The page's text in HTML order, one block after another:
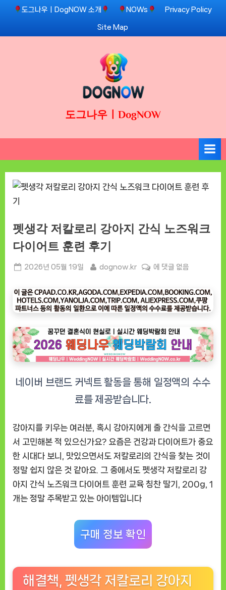
Skip
content
도그나우ㅣDogNOW 소개 NOWs Privacy Policy
Site Map
도그나우ㅣDogNOW
펫생각 저칼로리 강아지 간식 노즈워크
다이어트 훈련 후기
Posted
2026년 05월 19일 By
dognow.kr
펫
각
저
칼
리
강
아
간
즈
크
다
이
어
에 댓글 없음
강아지를 키우는 여러분, 혹시 강아지에게 줄 간식을 고르면
서 고민해본 적 있으신가요? 요즘은 건강과 다이어트가 중요
한 시대다 보니, 맛있으면서도 저칼로리의 간식을 찾는 것이
정말 쉽지 않은 것 같아요. 그 중에서도 펫생각 저칼로리 강
아지 간식 노즈워크 다이어트 훈련 교육 칭찬 딸기, 200g, 1
개 는 정말 주목받고 있는 아이템입니다
구매 정보 확인
해결책, 펫생각 저칼로리 강아지